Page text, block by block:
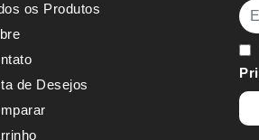
os Produtos
de Desejos
E-